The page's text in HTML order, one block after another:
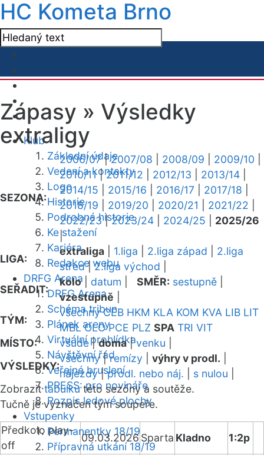
HC Kometa Brno
Klub
Základní údaje
Vedení a kontakty
Logo
Historie
Podrobná historie
Ke stažení
Kariéra
Redakce webu
DRFG Arena
DRFG Arena
Schéma tribun
Plánek areny
Virtuální prohlídka
Návštěvní řád
Veřejné bruslení
PRESS: pro novináře
Rozpis ledové plochy
Vstupenky
Permanentky 18/19
Přípravná utkání 18/19
Zápasy » Výsledky
extraligy
SEZONA:
2006/07|2007/08 2008/09 2009/10
2010/11|2011/12 2012/13 2013/14
2014/15
2015/16 2016/17 2017/18
2018/19
2019/20 2020/21 2021/22
2022/23|2023/24 2024/25
2025/26
|
LIGA:
extraliga 1.liga 2.liga západ
2.liga
střed|2.liga východ
SEŘADIT:
kolo| datum SMĚR: sestupně
vzestupně
TÝM:
všechny CEB HKM KLA KOM KVA LIB LIT
MBL OLO PCE PLZ SPA TRI VIT
MÍSTO:
všude|doma|venku
VÝSLEDKY:
všechny|remízy výhry v prodl.
nájezdy|prodl. nebo náj. s nulou
Zobrazittabulkutéto sezóny a soutěže.
Tučně je vyznačen tým soupeře.
Předkolo play-
off
09.03.2026Sparta Kladno
1:2p